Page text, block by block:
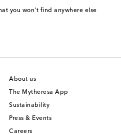
you won't find anywhere else
About us
The Mytheresa App
Sustainability
Press & Events
Careers